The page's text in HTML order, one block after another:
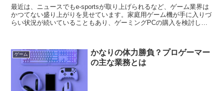
最近は、ニュースでもe-sportsが取り上げられるなど、ゲーム業界は
かつてない盛り上がりを見せています。家庭用ゲーム機が手に入りづ
らい状況が続いていることもあり、ゲーミングPCの購入を検討して
ゲーム
かなりの体力勝負？プロゲーマー
の主な業務とは